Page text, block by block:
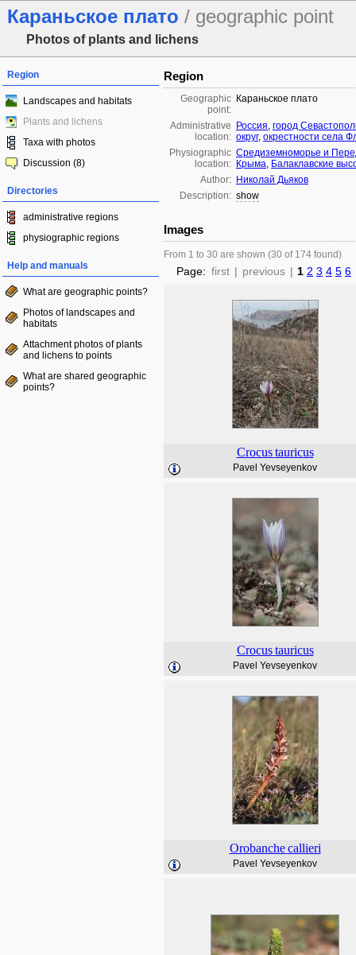
Караньское плато / geographic point
Photos of plants and lichens
Region
Landscapes and habitats
Plants and lichens
Taxa with photos
Discussion (8)
Directories
administrative regions
physiographic regions
Help and manuals
What are geographic points?
Photos of landscapes and
habitats
Attachment photos of plants
and lichens to points
What are shared geographic
points?
Region
Geographic
point:
Караньское плато
Administrative
location:
Россия, город
округ, окрестности села
Physiographic
location:
Средиземноморье и
Крыма, Балаклавские
Author: Николай Дьяков
Description: show
Images
From 1 to 30 are shown (30 of 174 found)
Page: first | previous | 1 2 3 4 5 6
Crocus tauricus
Pavel Yevseyenkov
Crocus tauricus
Pavel Yevseyenkov
Orobanche callieri
Pavel Yevseyenkov